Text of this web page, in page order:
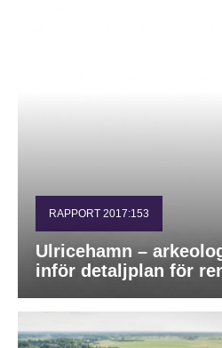
RAPPORT 2017:153
Ulricehamn –
inför detaljplan för